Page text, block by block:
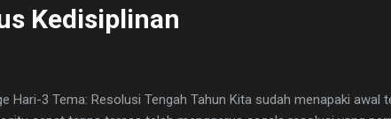
Kedisiplinan
Hari-3 Tema: Resolusi Tengah Tahun Kita sudah menapaki awal